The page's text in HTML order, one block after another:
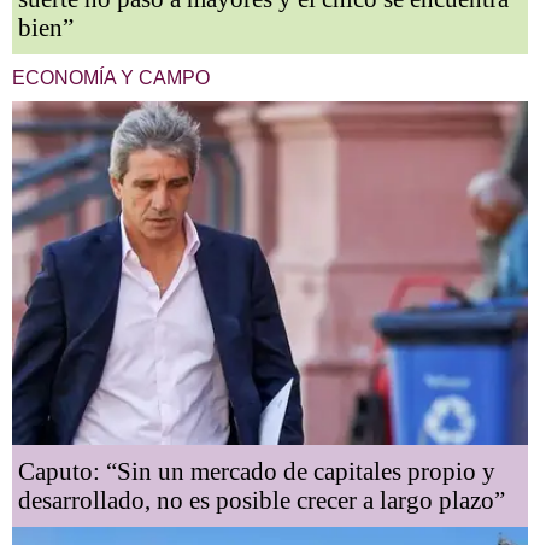
bien”
ECONOMÍA Y CAMPO
Caputo: “Sin un mercado de capitales propio y
desarrollado, no es posible crecer a largo plazo”